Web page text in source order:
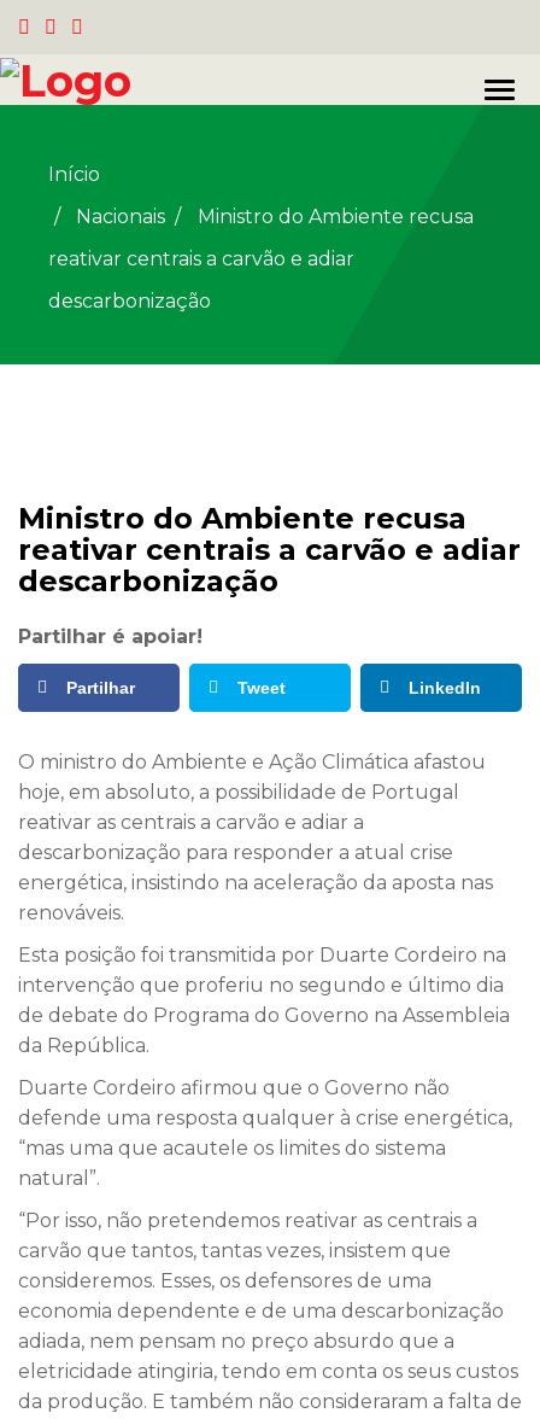
Início
Nacionais /
Ministro do Ambiente recusa
reativar centrais a carvão e adiar
descarbonização
Ministro do Ambiente recusa
reativar centrais a carvão e adiar
descarbonização
Partilhar é apoiar!
Partilhar Tweet LinkedIn
O ministro do Ambiente e Ação Climática afastou
hoje, em absoluto, a possibilidade de Portugal
reativar as centrais a carvão e adiar a
descarbonização para responder a atual crise
energética, insistindo na aceleração da aposta nas
renováveis.
Esta posição foi transmitida por Duarte Cordeiro na
intervenção que proferiu no segundo e último dia
de debate do Programa do Governo na Assembleia
da República.
Duarte Cordeiro afirmou que o Governo não
defende uma resposta qualquer à crise energética,
“mas uma que acautele os limites do sistema
natural”.
“Por isso, não pretendemos reativar as centrais a
carvão que tantos, tantas vezes, insistem que
consideremos. Esses, os defensores de uma
economia dependente e de uma descarbonização
adiada, nem pensam no preço absurdo que a
eletricidade atingiria, tendo em conta os seus custos
da produção. E também não consideraram a falta de